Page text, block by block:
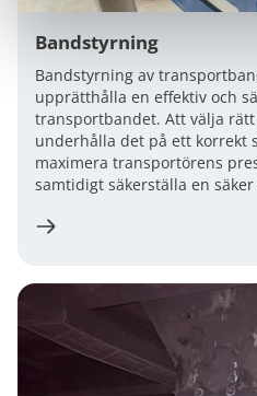
Bandstyrning
Bandstyrning av
upprätthålla en effektiv och
transportbandet. Att välja
underhålla det på ett korrekt
maximera transportörens
samtidigt säkerställa en